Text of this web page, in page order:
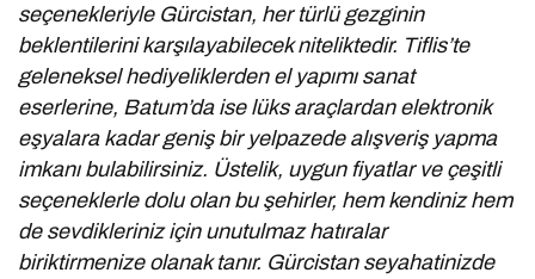
seçenekleriyle Gürcistan, her türlü gezginin
beklentilerini karşılayabilecek niteliktedir. Tiflis’te
geleneksel hediyeliklerden el yapımı sanat
eserlerine, Batum’da ise lüks araçlardan elektronik
eşyalara kadar geniş bir yelpazede alışveriş yapma
imkanı bulabilirsiniz. Üstelik, uygun fiyatlar ve çeşitli
seçeneklerle dolu olan bu şehirler, hem kendiniz hem
de sevdikleriniz için unutulmaz hatıralar
biriktirmenize olanak tanır. Gürcistan seyahatinizde